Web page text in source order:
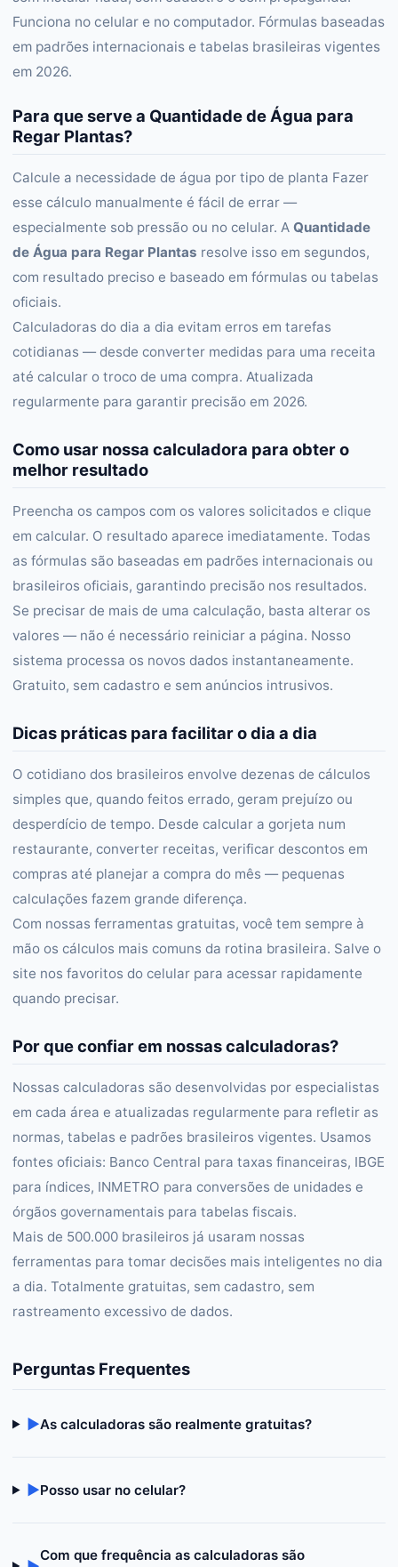
Funciona no celular e no computador. Fórmulas baseadas
em padrões internacionais e tabelas brasileiras vigentes
em 2026.
Para que serve a Quantidade de Água para
Regar Plantas?
Calcule a necessidade de água por tipo de planta Fazer
esse cálculo manualmente é fácil de errar —
especialmente sob pressão ou no celular. A Quantidade
de Água para Regar Plantas resolve isso em segundos,
com resultado preciso e baseado em fórmulas ou tabelas
oficiais.
Calculadoras do dia a dia evitam erros em tarefas
cotidianas — desde converter medidas para uma receita
até calcular o troco de uma compra. Atualizada
regularmente para garantir precisão em 2026.
Como usar nossa calculadora para obter o
melhor resultado
Preencha os campos com os valores solicitados e clique
em calcular. O resultado aparece imediatamente. Todas
as fórmulas são baseadas em padrões internacionais ou
brasileiros oficiais, garantindo precisão nos resultados.
Se precisar de mais de uma calculação, basta alterar os
valores — não é necessário reiniciar a página. Nosso
sistema processa os novos dados instantaneamente.
Gratuito, sem cadastro e sem anúncios intrusivos.
Dicas práticas para facilitar o dia a dia
O cotidiano dos brasileiros envolve dezenas de cálculos
simples que, quando feitos errado, geram prejuízo ou
desperdício de tempo. Desde calcular a gorjeta num
restaurante, converter receitas, verificar descontos em
compras até planejar a compra do mês — pequenas
calculações fazem grande diferença.
Com nossas ferramentas gratuitas, você tem sempre à
mão os cálculos mais comuns da rotina brasileira. Salve o
site nos favoritos do celular para acessar rapidamente
quando precisar.
Por que confiar em nossas calculadoras?
Nossas calculadoras são desenvolvidas por especialistas
em cada área e atualizadas regularmente para refletir as
normas, tabelas e padrões brasileiros vigentes. Usamos
fontes oficiais: Banco Central para taxas financeiras, IBGE
para índices, INMETRO para conversões de unidades e
órgãos governamentais para tabelas fiscais.
Mais de 500.000 brasileiros já usaram nossas
ferramentas para tomar decisões mais inteligentes no dia
a dia. Totalmente gratuitas, sem cadastro, sem
rastreamento excessivo de dados.
Perguntas Frequentes
▶As calculadoras são realmente gratuitas?
▶Posso usar no celular?
Com que frequência as calculadoras são